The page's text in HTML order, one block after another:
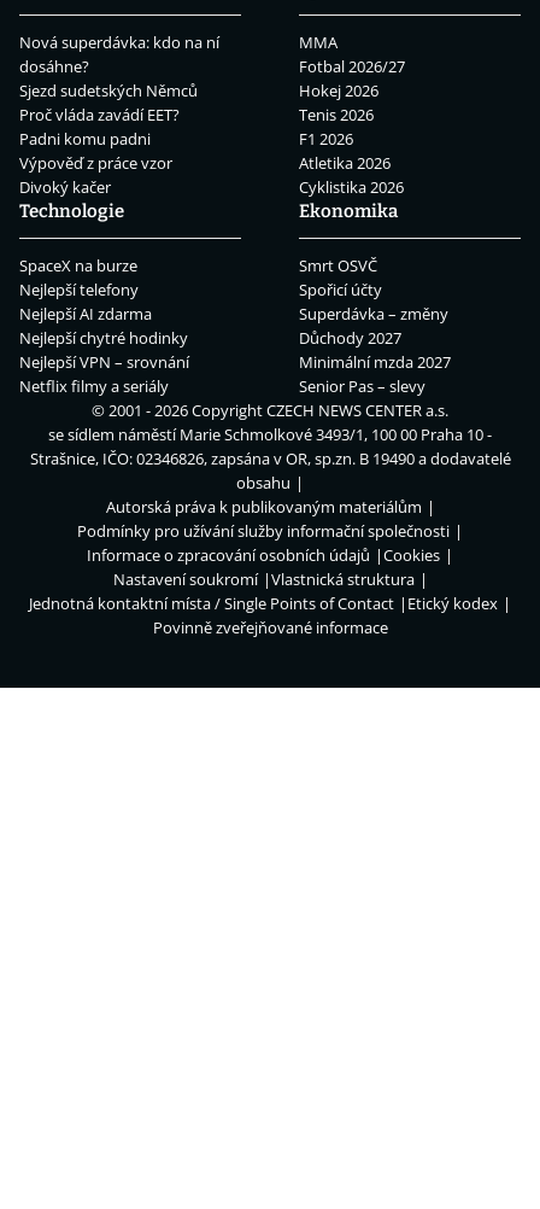
Nová superdávka: kdo na ní
dosáhne?
Sjezd sudetských Němců
Proč vláda zavádí EET?
Padni komu padni
Výpověď z práce vzor
Divoký kačer
MMA
Fotbal 2026/27
Hokej 2026
Tenis 2026
F1 2026
Atletika 2026
Cyklistika 2026
Technologie
SpaceX na burze
Nejlepší telefony
Nejlepší AI zdarma
Nejlepší chytré hodinky
Nejlepší VPN – srovnání
Netflix filmy a seriály
Ekonomika
Smrt OSVČ
Spořicí účty
Superdávka – změny
Důchody 2027
Minimální mzda 2027
Senior Pas – slevy
© 2001 - 2026 CopyrightCZECH NEWS CENTER a.s.
se sídlem náměstí Marie Schmolkové 3493/1, 100 00 Praha 10 -
Strašnice, IČO: 02346826, zapsána v OR, sp.zn. B 19490 a dodavatelé
obsahu
Autorská práva k publikovaným materiálům
Podmínky pro užívání služby informační společnosti
Informace o zpracování osobních údajů
Cookies
Nastavení soukromí
Vlastnická struktura
Jednotná kontaktní místa / Single Points of Contact
Etický kodex
Povinně zveřejňované informace